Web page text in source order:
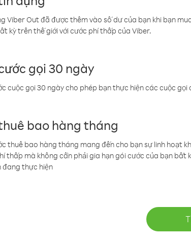
Viber Out đã được thêm vào số dư của bạn khi bạn
kỳ trên thế giới với cước phí thấp của Viber.
gọi 30 ngày
cuộc gọi 30 ngày cho phép bạn thực hiện các cuộc
bao hàng tháng
thuê bao hàng tháng mang đến cho bạn sự linh hoạt
thấp mà không cần phải gia hạn gói cước của bạn
đang thực hiện